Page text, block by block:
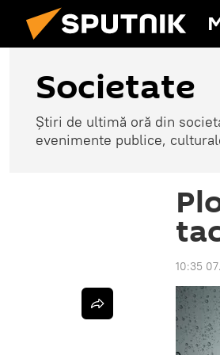
Societate
Știri de ultimă oră din
evenimente publice,
10:35